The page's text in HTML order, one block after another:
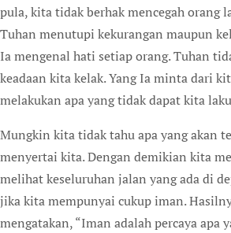
pula, kita tidak berhak mencegah orang
Tuhan menutupi kekurangan maupun
Ia mengenal hati setiap orang. Tuhan
keadaan kita kelak. Yang Ia minta dari
melakukan apa yang tidak dapat kita
Mungkin kita tidak tahu apa yang akan
menyertai kita. Dengan demikian kita
melihat keseluruhan jalan yang ada di
jika kita mempunyai cukup iman.
mengatakan, “Iman adalah percaya